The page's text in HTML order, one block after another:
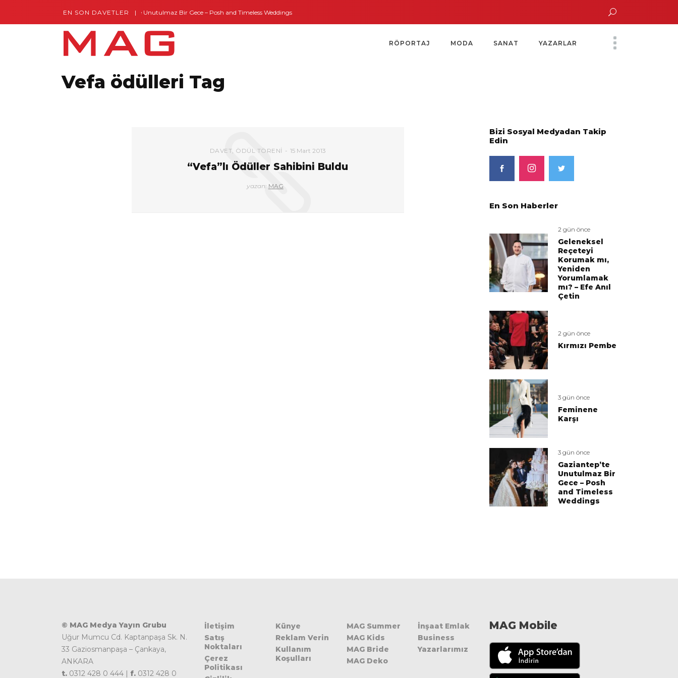
EN SON DAVETLERGaziantep’te Unutulmaz Bir Gece – Posh and Timeless Weddings Yoko Ono Sergisi Özel Bir Davetle Açıldı
RÖPORTAJ MODA SANAT YAZARLAR
Vefa ödülleri Tag
DAVET, ÖDÜL TÖRENI 15 Mart 2013
“Vefa”lı Ödüller Sahibini Buldu
yazan: MAG
Bizi Sosyal Medyadan Takip
Edin
En Son Haberler
2 gün önce
Geleneksel
Reçeteyi
Korumak mı,
Yeniden
Yorumlamak
mı? – Efe Anıl
Çetin
2 gün önce
Kırmızı Pembe
3 gün önce
Feminene
Karşı
3 gün önce
Gaziantep’te
Unutulmaz Bir
Gece – Posh
and Timeless
Weddings
© MAG Medya Yayın Grubu
Uğur Mumcu Cd. Kaptanpaşa Sk. N.
33 Gaziosmanpaşa – Çankaya,
ANKARA
t. 0312 428 0 444 | f. 0312 428 0
İletişim
Satış
Noktaları
Çerez
Politikası
Künye
Reklam Verin
Kullanım
Koşulları
MAG Summer
MAG Kids
MAG Bride
MAG Deko
İnşaat Emlak
Business
Yazarlarımız
MAG Mobile